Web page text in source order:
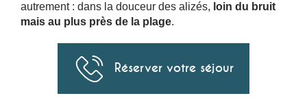
autrement : dans la douceur des alizés, loin du bruit
mais au plus près de la plage.
Réserver votre séjour